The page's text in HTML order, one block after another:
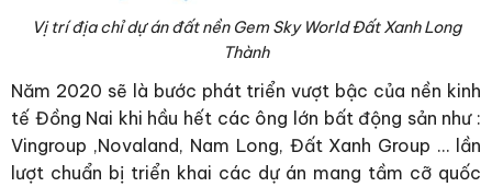
Vị trí địa chỉ dự án đất nền Gem Sky World Đất Xanh Long
Thành
Năm 2020 sẽ là bước phát triển vượt bậc của nền kinh
tế Đồng Nai khi hầu hết các ông lớn bất động sản như :
Vingroup ,Novaland, Nam Long, Đất Xanh Group … lần
lượt chuẩn bị triển khai các dự án mang tầm cỡ quốc